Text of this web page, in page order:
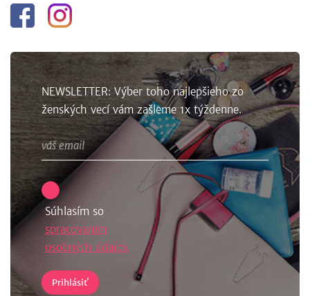
Facebook
NEWSLETTER: Výber toho najlepšieho zo
ženských vecí vám zašleme 1x týždenne.
Súhlasím so
spracovaním
osobných údajov